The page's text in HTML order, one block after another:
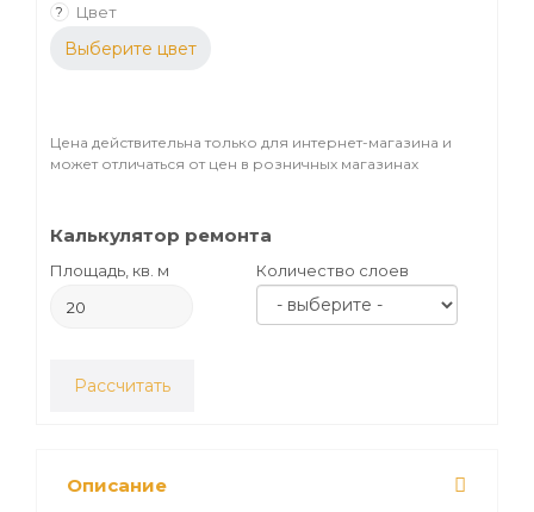
? Цвет
Выберите цвет
Цена действительна только для интернет-магазина и
может отличаться от цен в розничных магазинах
Калькулятор ремонта
Площадь, кв. м Количество слоев
Рассчитать
Описание